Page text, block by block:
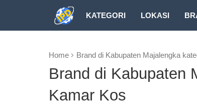
KATEGORI LOKASI
Home
Brand di Kabupaten Majalengka
Brand di Kabupaten
Kamar Kos